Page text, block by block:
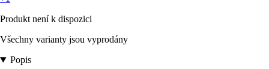
Produkt není k dispozici
Všechny varianty jsou vyprodány
Popis